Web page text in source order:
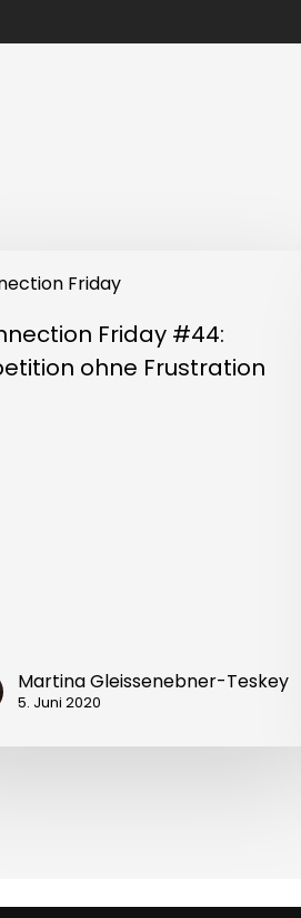
Friday
Friday #44:
ohne Frustration
Martina Gleissenebner-Teskey
5. Juni 2020